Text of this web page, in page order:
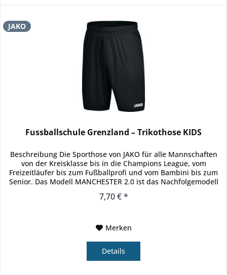
JAKO
Fussballschule Grenzland – Trikothose KIDS
Beschreibung Die Sporthose von JAKO für alle Mannschaften
von der Kreisklasse bis in die Champions League, vom
Freizeitläufer bis zum Fußballprofi und vom Bambini bis zum
Senior. Das Modell MANCHESTER 2.0 ist das Nachfolgemodell
7,70 € *
Merken
Details